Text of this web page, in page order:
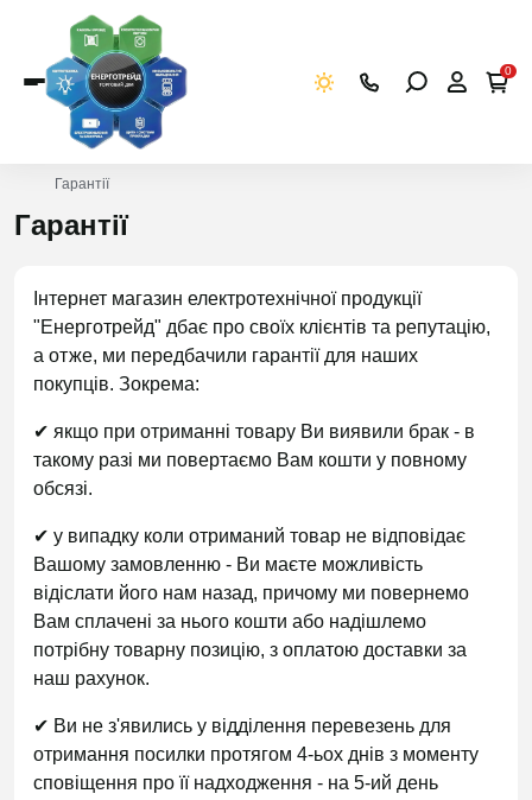
0
Гарантії
Гарантії
Інтернет магазин електротехнічної продукції
"Енерготрейд" дбає про своїх клієнтів та репутацію,
а отже, ми передбачили гарантії для наших
покупців. Зокрема:
✔ якщо при отриманні товару Ви виявили брак - в
такому разі ми повертаємо Вам кошти у повному
обсязі.
✔ у випадку коли отриманий товар не відповідає
Вашому замовленню - Ви маєте можливість
відіслати його нам назад, причому ми повернемо
Вам сплачені за нього кошти або надішлемо
потрібну товарну позицію, з оплатою доставки за
наш рахунок.
✔ Ви не з'явились у відділення перевезень для
отримання посилки протягом 4-ьох днів з моменту
сповіщення про її надходження - на 5-ий день